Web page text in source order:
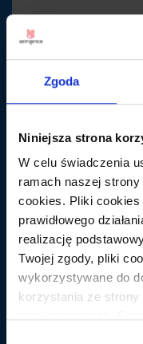
Zgoda
Niniejsza strona
W celu świadczenia
ramach naszej
cookies. Pliki cookies
prawidłowego
realizację
Twojej zgody, pliki
wykorzystywane do
korzystania ze
Strzał w
Audytując